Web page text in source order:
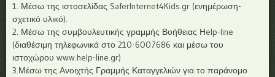
1. Μέσω της ιστοσελίδας SaferInternet4Kids.gr (ενημέρωση-
σχετικό υλικό).
2. Μέσω της συμβουλευτικής γραμμής Βοήθειας Ηelp-line
(διαθέσιμη τηλεφωνικά στο 210-6007686 και μέσω του
ιστοχώρου www.help-line.gr)
3.Μέσω της Ανοιχτής Γραμμής Καταγγελιών για το παράνομο